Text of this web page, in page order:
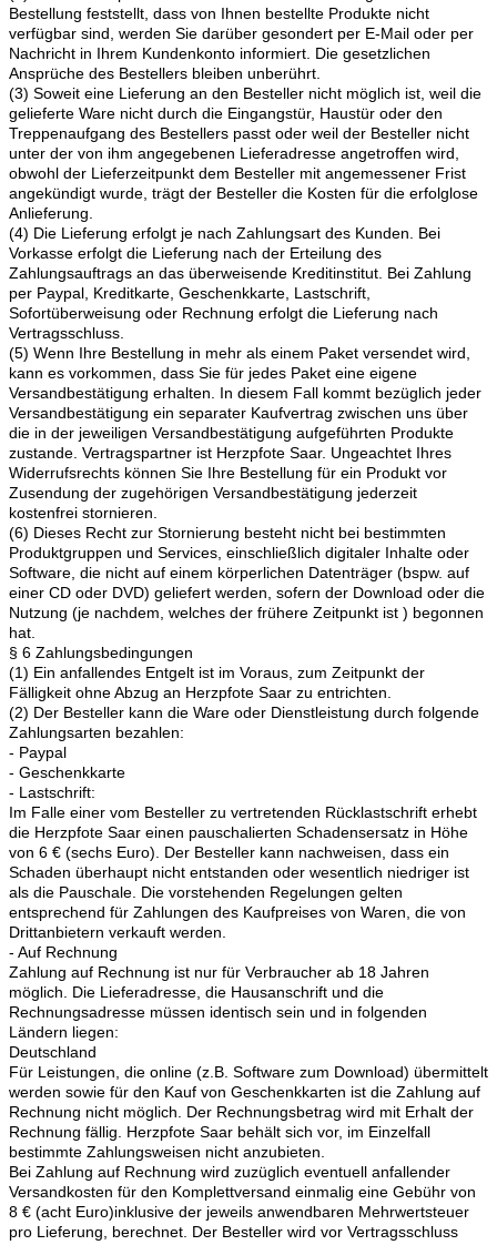
Bestellung feststellt, dass von Ihnen bestellte Produkte nicht
verfügbar sind, werden Sie darüber gesondert per E-Mail oder per
Nachricht in Ihrem Kundenkonto informiert. Die gesetzlichen
Ansprüche des Bestellers bleiben unberührt.
(3) Soweit eine Lieferung an den Besteller nicht möglich ist, weil die
gelieferte Ware nicht durch die Eingangstür, Haustür oder den
Treppenaufgang des Bestellers passt oder weil der Besteller nicht
unter der von ihm angegebenen Lieferadresse angetroffen wird,
obwohl der Lieferzeitpunkt dem Besteller mit angemessener Frist
angekündigt wurde, trägt der Besteller die Kosten für die erfolglose
Anlieferung.
(4) Die Lieferung erfolgt je nach Zahlungsart des Kunden. Bei
Vorkasse erfolgt die Lieferung nach der Erteilung des
Zahlungsauftrags an das überweisende Kreditinstitut. Bei Zahlung
per Paypal, Kreditkarte, Geschenkkarte, Lastschrift,
Sofortüberweisung oder Rechnung erfolgt die Lieferung nach
Vertragsschluss.
(5) Wenn Ihre Bestellung in mehr als einem Paket versendet wird,
kann es vorkommen, dass Sie für jedes Paket eine eigene
Versandbestätigung erhalten. In diesem Fall kommt bezüglich jeder
Versandbestätigung ein separater Kaufvertrag zwischen uns über
die in der jeweiligen Versandbestätigung aufgeführten Produkte
zustande. Vertragspartner ist Herzpfote Saar. Ungeachtet Ihres
Widerrufsrechts können Sie Ihre Bestellung für ein Produkt vor
Zusendung der zugehörigen Versandbestätigung jederzeit
kostenfrei stornieren.
(6) Dieses Recht zur Stornierung besteht nicht bei bestimmten
Produktgruppen und Services, einschließlich digitaler Inhalte oder
Software, die nicht auf einem körperlichen Datenträger (bspw. auf
einer CD oder DVD) geliefert werden, sofern der Download oder die
Nutzung (je nachdem, welches der frühere Zeitpunkt ist ) begonnen
hat.
§ 6 Zahlungsbedingungen
(1) Ein anfallendes Entgelt ist im Voraus, zum Zeitpunkt der
Fälligkeit ohne Abzug an Herzpfote Saar zu entrichten.
(2) Der Besteller kann die Ware oder Dienstleistung durch folgende
Zahlungsarten bezahlen:
- Paypal
- Geschenkkarte
- Lastschrift:
Im Falle einer vom Besteller zu vertretenden Rücklastschrift erhebt
die Herzpfote Saar einen pauschalierten Schadensersatz in Höhe
von 6 € (sechs Euro). Der Besteller kann nachweisen, dass ein
Schaden überhaupt nicht entstanden oder wesentlich niedriger ist
als die Pauschale. Die vorstehenden Regelungen gelten
entsprechend für Zahlungen des Kaufpreises von Waren, die von
Drittanbietern verkauft werden.
- Auf Rechnung
Zahlung auf Rechnung ist nur für Verbraucher ab 18 Jahren
möglich. Die Lieferadresse, die Hausanschrift und die
Rechnungsadresse müssen identisch sein und in folgenden
Ländern liegen:
Deutschland
Für Leistungen, die online (z.B. Software zum Download) übermittelt
werden sowie für den Kauf von Geschenkkarten ist die Zahlung auf
Rechnung nicht möglich. Der Rechnungsbetrag wird mit Erhalt der
Rechnung fällig. Herzpfote Saar behält sich vor, im Einzelfall
bestimmte Zahlungsweisen nicht anzubieten.
Bei Zahlung auf Rechnung wird zuzüglich eventuell anfallender
Versandkosten für den Komplettversand einmalig eine Gebühr von
8 € (acht Euro)inklusive der jeweils anwendbaren Mehrwertsteuer
pro Lieferung, berechnet. Der Besteller wird vor Vertragsschluss